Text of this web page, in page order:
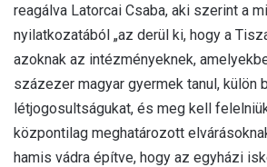
reagálva Latorcai Csaba, aki szerint a
nyilatkozatából „az derül ki, hogy a
azoknak az intézményeknek,
százezer magyar gyermek tanul, külön
létjogosultságukat, és meg kell
központilag meghatározott
hamis vádra építve, hogy az egyházi